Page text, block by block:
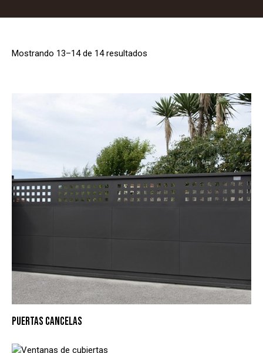
Mostrando 13–14 de 14 resultados
últimos
PUERTAS CANCELAS